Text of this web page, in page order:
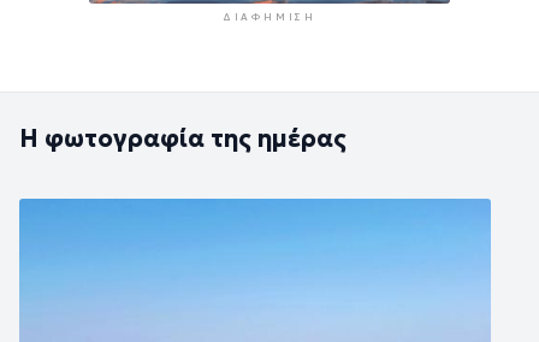
ΔΙΑΦΉΜΙΣΗ
Η φωτογραφία της ημέρας